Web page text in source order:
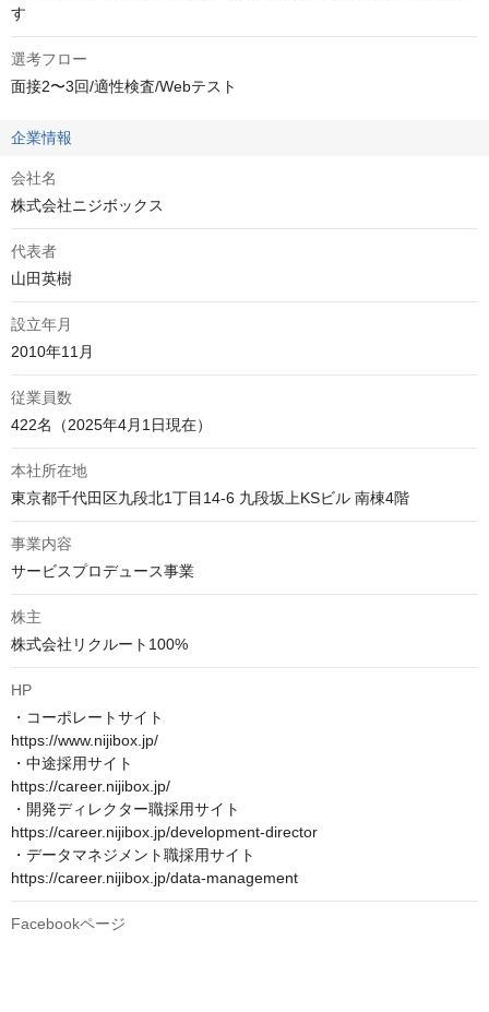
す
選考フロー
面接2〜3回/適性検査/Webテスト
企業情報
会社名
株式会社ニジボックス
代表者
山田英樹
設立年月
2010年11月
従業員数
422名（2025年4月1日現在）
本社所在地
東京都千代田区九段北1丁目14-6 九段坂上KSビル 南棟4階
事業内容
サービスプロデュース事業
株主
株式会社リクルート100%
HP
・コーポレートサイト
https://www.nijibox.jp/
・中途採用サイト
https://career.nijibox.jp/
・開発ディレクター職採用サイト
https://career.nijibox.jp/development-director
・データマネジメント職採用サイト
https://career.nijibox.jp/data-management
Facebookページ